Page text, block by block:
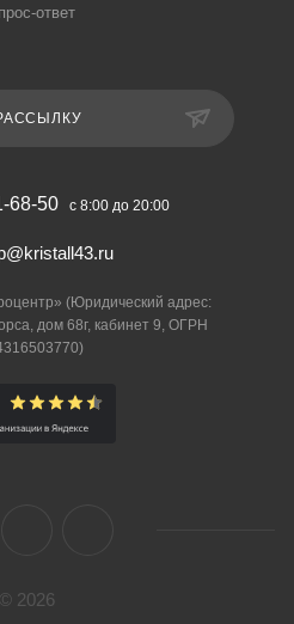
ответ
68-50 с 8:00 до 20:00
(Юридический адрес:
дом 68г, кабинет 9, ОГРН
© 2026